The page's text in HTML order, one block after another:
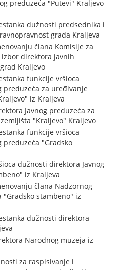
preduzeća "Putevi" Kraljevo
dužnosti predsednika i
grada Kraljeva
člana Komisije za
direktora javnih
Kraljevo
funkcije vršioca
preduzeća za uređivanje
iz Kraljeva
Javnog preduzeća za
"Kraljevo" Kraljevo
funkcije vršioca
preduzeća "Gradsko
dužnosti direktora Javnog
iz Kraljeva
člana Nadzornog
"Gradsko stambeno" iz
dužnosti direktora
Narodnog muzeja iz
za raspisivanje i